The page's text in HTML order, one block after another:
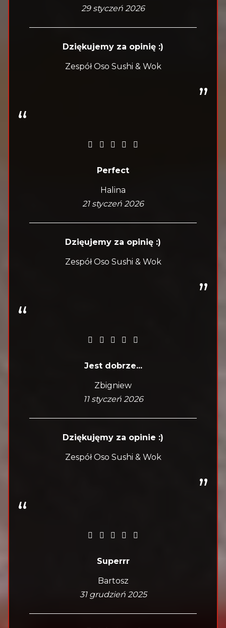
29 styczeń 2026
Dziękujemy za opinię :)
Zespół Oso Sushi & Wok
Perfect
Halina
21 styczeń 2026
Dzięujemy za opinię :)
Zespół Oso Sushi & Wok
Jest dobrze...
Zbigniew
11 styczeń 2026
Dziękujęmy za opinie :)
Zespół Oso Sushi & Wok
Superrr
Bartosz
31 grudzień 2025